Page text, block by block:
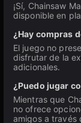
¡Sí, Chainsaw
disponible en
¿Hay compras
El juego no
disfrutar de la
adicionales.
¿Puedo jugar
Mientras que
no ofrece
amigos a través